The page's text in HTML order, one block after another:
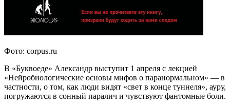
Фото: corpus.ru
В «Буквоеде» Александр выступит 1 апреля с лекцией
«Нейробиологические основы мифов о паранормальном» — в
частности, о том, как люди видят «свет в конце туннеля», ауру,
погружаются в сонный паралич и чувствуют фантомные боли.